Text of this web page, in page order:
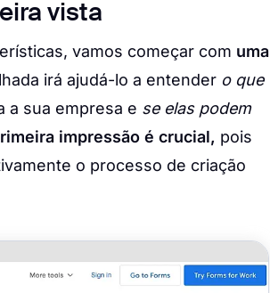
vista
vamos começar com uma
irá ajudá-lo a entender o que
a sua empresa e se elas podem
impressão é crucial, pois
o processo de criação